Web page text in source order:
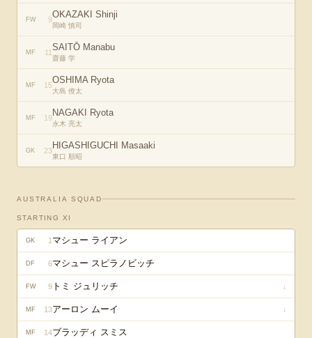
FW 9OKAZAKI Shinji
岡崎 慎司
MF 11SAITŌ Manabu
齋藤 学
MF 15OSHIMA Ryota
大島 僚太
MF 19NAGAKI Ryota
永木 亮太
GK 23HIGASHIGUCHI Masaaki
東口 順昭
AUSTRALIA SQUAD
STARTING XI
GK 1 マシュー ライアン
DF 6マシュー スピラノビッチ
FW 9 トミ ジュリッチ ↓
MF 13アーロン ムーイ ↓
MF 14ブラッディ スミス